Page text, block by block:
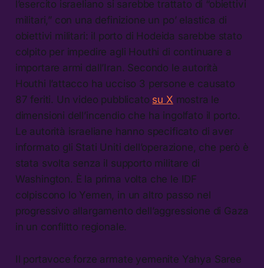
l’esercito israeliano si sarebbe trattato di “obiettivi
militari,” con una definizione un po’ elastica di
obiettivi militari: il porto di Hodeida sarebbe stato
colpito per impedire agli Houthi di continuare a
importare armi dall’Iran. Secondo le autorità
Houthi l’attacco ha ucciso 3 persone e causato
87 feriti. Un video pubblicato su X mostra le
dimensioni dell’incendio che ha ingolfato il porto.
Le autorità israeliane hanno specificato di aver
informato gli Stati Uniti dell’operazione, che però è
stata svolta senza il supporto militare di
Washington. È la prima volta che le IDF
colpiscono lo Yemen, in un altro passo nel
progressivo allargamento dell’aggressione di Gaza
in un conflitto regionale.
Il portavoce forze armate yemenite Yahya Saree